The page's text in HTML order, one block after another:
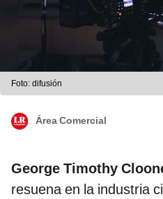
Foto: difusión
Área Comercial
George Timothy
resuena en la industria